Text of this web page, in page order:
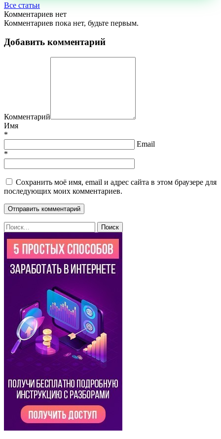
Все статьи
Комментариев нет
Комментариев пока нет, будьте первым.
Добавить комментарий
Комментарий
Имя
*
Email
*
Сохранить моё имя, email и адрес сайта в этом браузере для
последующих моих комментариев.